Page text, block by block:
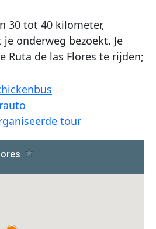
30 tot 40 kilometer,
onderweg bezoekt. Je
Ruta de las Flores te rijden;
tour